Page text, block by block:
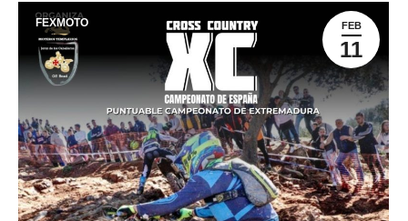
FEB
11
FEXMOTO